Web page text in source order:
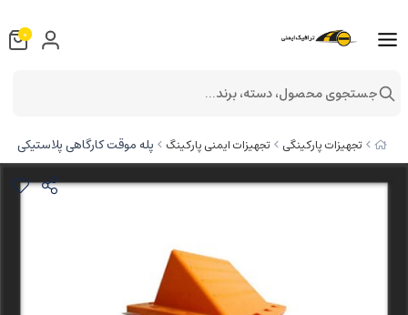
تجهیزات پارکینگی تجهیزات ایمنی پارکینگ پله موقت کارگاهی پلاستیکی
0
جستجوی محصول، دسته، برند...